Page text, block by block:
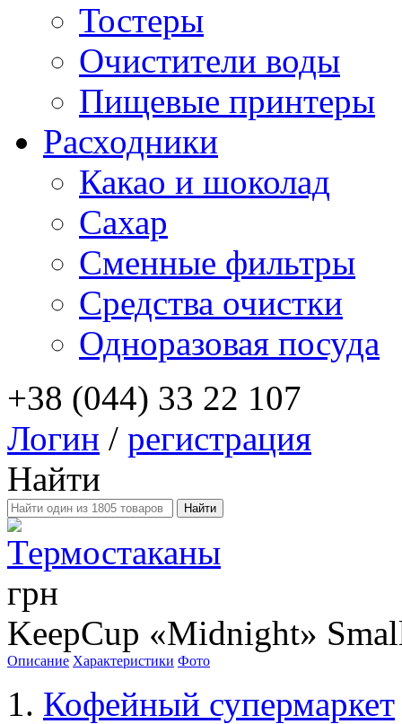
Тостеры
Очистители воды
Пищевые принтеры
Расходники
Какао и шоколад
Сахар
Сменные фильтры
Средства очистки
Одноразовая посуда
+38 (044) 33 22 107
Логин / регистрация
Найти
Термостаканы
грн
KeepCup «Midnight»
Описание Характеристики Фото
Кофейный супермаркет